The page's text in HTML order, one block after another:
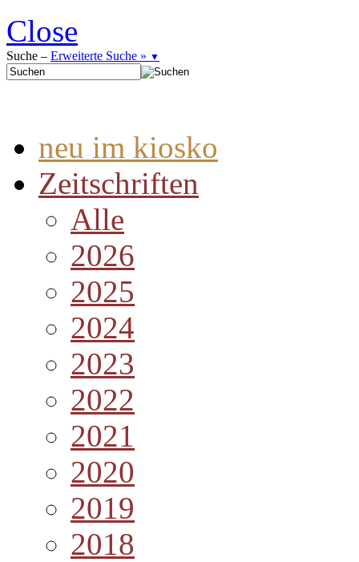
Close
Suche – Erweiterte Suche » ▼
neu im kiosko
Zeitschriften
Alle
2026
2025
2024
2023
2022
2021
2020
2019
2018